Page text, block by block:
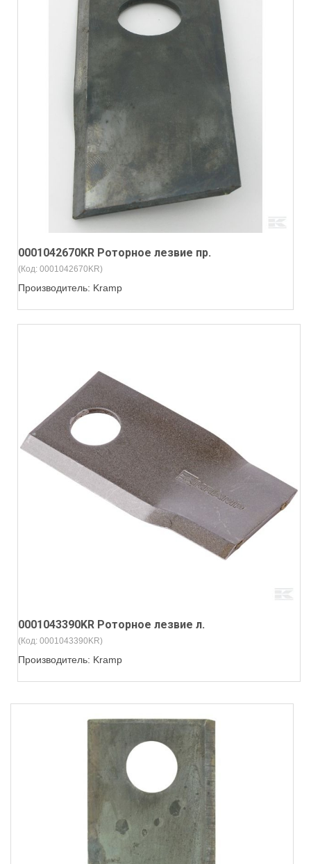
0001042670KR Роторное лезвие пр.
(Код: 0001042670KR)
Производитель: Kramp
0001043390KR Роторное лезвие л.
(Код: 0001043390KR)
Производитель: Kramp